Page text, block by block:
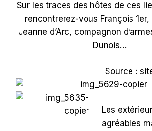
Sur les traces des hôtes de ces
rencontrerez-vous François 1er,
Jeanne d’Arc, compagnon
Dunois…
Source :
Les
agréables